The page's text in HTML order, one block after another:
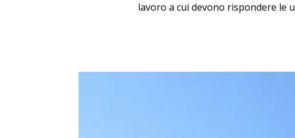
lavoro a cui devono rispondere le